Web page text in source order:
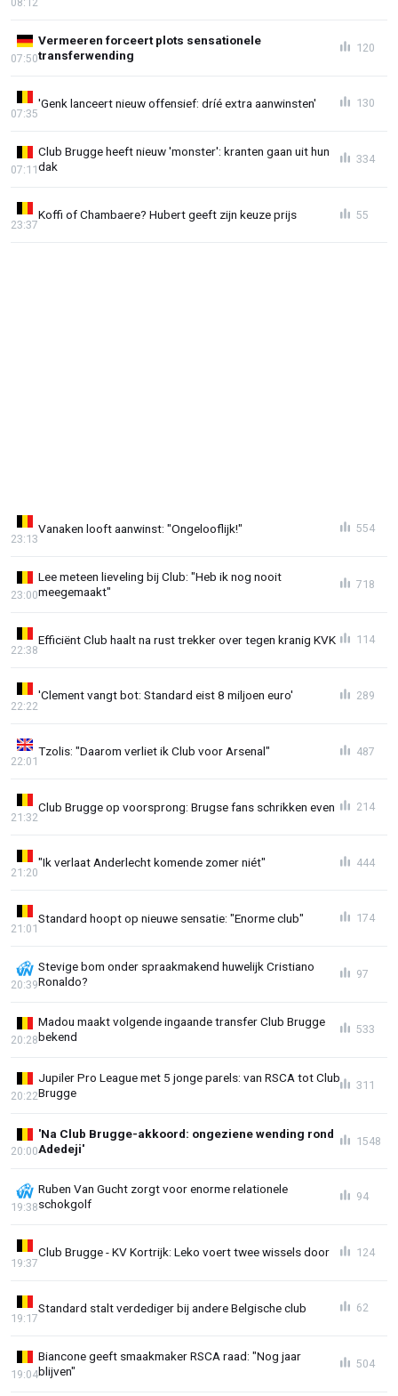
Vermeeren forceert plots sensationele
transferwending
07:50
120
'Genk lanceert nieuw offensief: dríé extra aanwinsten'
07:35
130
Club Brugge heeft nieuw 'monster': kranten gaan uit hun
dak
07:11
334
Koffi of Chambaere? Hubert geeft zijn keuze prijs
23:37
55
Vanaken looft aanwinst: "Ongelooflijk!"
23:13
554
Lee meteen lieveling bij Club: "Heb ik nog nooit
meegemaakt"
23:00
718
Efficiënt Club haalt na rust trekker over tegen kranig KVK
22:38
114
'Clement vangt bot: Standard eist 8 miljoen euro'
22:22
289
Tzolis: "Daarom verliet ik Club voor Arsenal"
22:01
487
Club Brugge op voorsprong: Brugse fans schrikken even
21:32
214
"Ik verlaat Anderlecht komende zomer niét"
21:20
444
Standard hoopt op nieuwe sensatie: "Enorme club"
21:01
174
Stevige bom onder spraakmakend huwelijk Cristiano
Ronaldo?
20:39
97
Madou maakt volgende ingaande transfer Club Brugge
bekend
20:28
533
Jupiler Pro League met 5 jonge parels: van RSCA tot Club
Brugge
20:22
311
'Na Club Brugge-akkoord: ongeziene wending rond
Adedeji'
20:00
1548
Ruben Van Gucht zorgt voor enorme relationele
schokgolf
19:38
94
Club Brugge - KV Kortrijk: Leko voert twee wissels door
19:37
124
Standard stalt verdediger bij andere Belgische club
19:17
62
Biancone geeft smaakmaker RSCA raad: "Nog jaar
blijven"
19:04
504